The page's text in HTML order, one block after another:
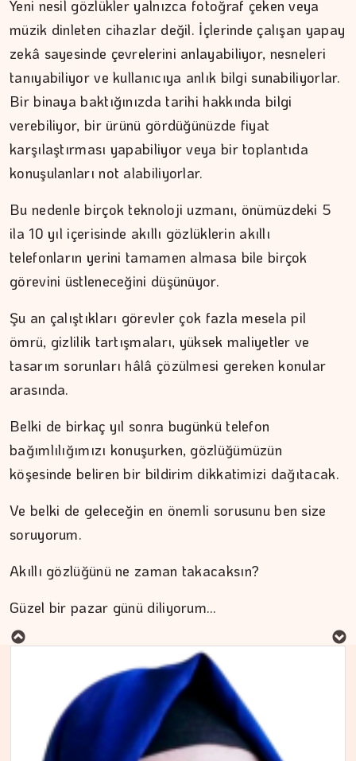
Yeni nesil gözlükler yalnızca fotoğraf çeken veya
müzik dinleten cihazlar değil. İçlerinde çalışan yapay
zekâ sayesinde çevrelerini anlayabiliyor, nesneleri
tanıyabiliyor ve kullanıcıya anlık bilgi sunabiliyorlar.
Bir binaya baktığınızda tarihi hakkında bilgi
verebiliyor, bir ürünü gördüğünüzde fiyat
karşılaştırması yapabiliyor veya bir toplantıda
konuşulanları not alabiliyorlar.
Bu nedenle birçok teknoloji uzmanı, önümüzdeki 5
ila 10 yıl içerisinde akıllı gözlüklerin akıllı
telefonların yerini tamamen almasa bile birçok
görevini üstleneceğini düşünüyor.
Şu an çalıştıkları görevler çok fazla mesela pil
ömrü, gizlilik tartışmaları, yüksek maliyetler ve
tasarım sorunları hâlâ çözülmesi gereken konular
arasında.
Belki de birkaç yıl sonra bugünkü telefon
bağımlılığımızı konuşurken, gözlüğümüzün
köşesinde beliren bir bildirim dikkatimizi dağıtacak.
Ve belki de geleceğin en önemli sorusunu ben size
soruyorum.
Akıllı gözlüğünü ne zaman takacaksın?
Güzel bir pazar günü diliyorum…
İPEK KOCAMAN
Kitap kafenin rafları arasında…
MURAT DOĞAN
Aç kalan sadece mideniz…